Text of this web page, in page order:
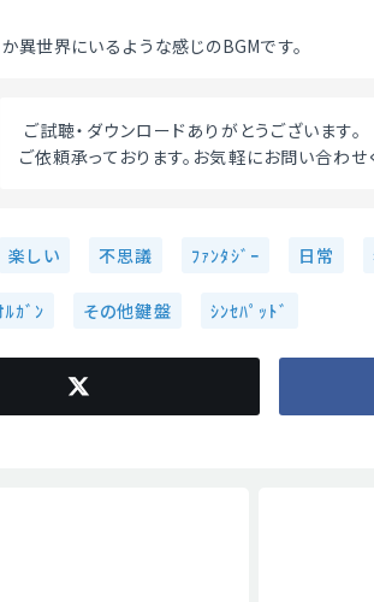
異世界にいるような感じのBGMです。
ご試聴・ダウンロードありがとうございます。
ご依頼承っております。お気軽にお問い合わせ
楽しい 不思議 ﾌｧﾝﾀｼﾞｰ 日常
ﾙｶﾞﾝ その他鍵盤 ｼﾝｾﾊﾟｯﾄﾞ